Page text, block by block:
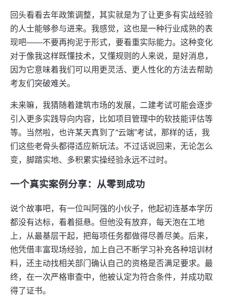
回头看看去年政策调整，其实就是为了让更多有实战经验
的人士能够参与进来。我感觉，这也是一种行业成熟的表
现吧——不要再拘泥于形式，要看重实际能力。这种变化
对于像我这样既懂技术，又懂规则的人来说，是好消息，
因为它意味着我们可以用更灵活、更人性化的方法去帮助
考友们突破难关。
未来嘛，我猜随着建筑市场的发展，二建考试可能会逐步
引入更多实践导向内容，比如项目管理中的软技能评估等
等。当然啦，也许某天真到了“云端”考试，那样的话，我
们这些老骨头都得适应新玩法。不过话说回来，无论怎么
变，脚踏实地、多积累实操经验永远不过时。
一个真实案例分享：从零到成功
说个故事吧，有一位叫阿强的小伙子，他起初连基本学历
都没有达标，看着挺悬。但他没有放弃，每天泡在工地
上，从最基层干起，把每项任务都做得尽善尽美。后来，
他凭借丰富现场经验，加上自己不断学习补充各种培训材
料，还主动找相关部门确认自己的资格是否满足要求。最
终，在一次严格审查中，他被认定为符合条件，并成功取
得了证书。